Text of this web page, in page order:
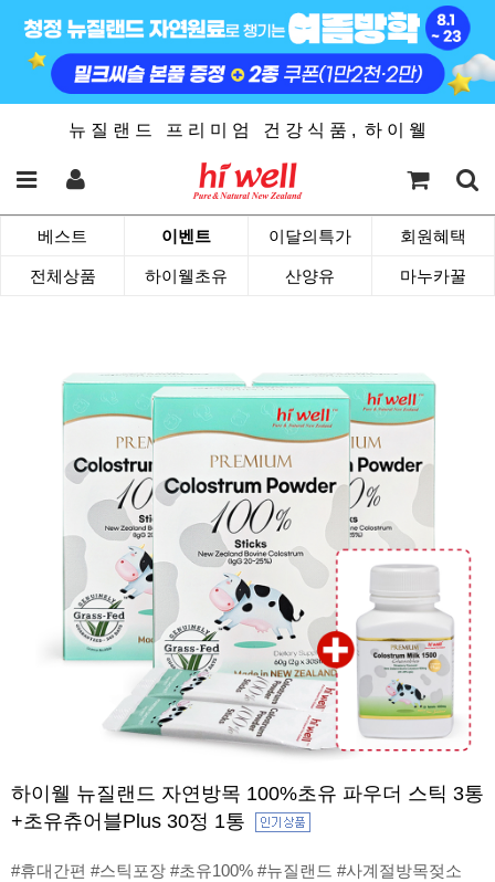
뉴 질 랜 드 프 리 미 엄 건 강 식 품 , 하 이 웰
베스트 이벤트 이달의특가 회원혜택
전체상품 하이웰초유 산양유 마누카꿀
하이웰 뉴질랜드 자연방목 100%초유 파우더 스틱 3통
+초유츄어블Plus 30정 1통
#휴대간편 #스틱포장 #초유100% #뉴질랜드 #사계절방목젖소